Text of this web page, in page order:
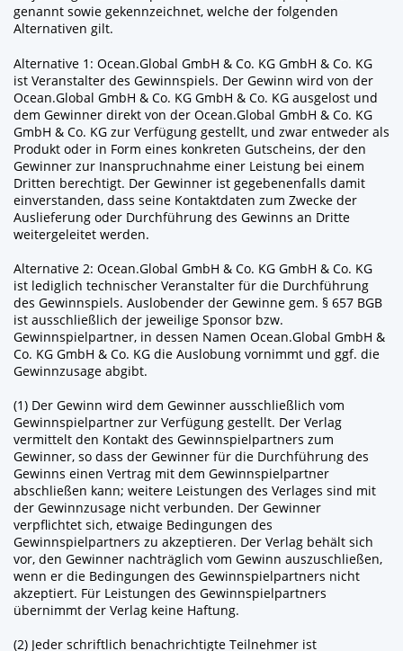
genannt sowie gekennzeichnet, welche der folgenden
Alternativen gilt.
Alternative 1: Ocean.Global GmbH & Co. KG GmbH & Co. KG
ist Veranstalter des Gewinnspiels. Der Gewinn wird von der
Ocean.Global GmbH & Co. KG GmbH & Co. KG ausgelost und
dem Gewinner direkt von der Ocean.Global GmbH & Co. KG
GmbH & Co. KG zur Verfügung gestellt, und zwar entweder als
Produkt oder in Form eines konkreten Gutscheins, der den
Gewinner zur Inanspruchnahme einer Leistung bei einem
Dritten berechtigt. Der Gewinner ist gegebenenfalls damit
einverstanden, dass seine Kontaktdaten zum Zwecke der
Auslieferung oder Durchführung des Gewinns an Dritte
weitergeleitet werden.
Alternative 2: Ocean.Global GmbH & Co. KG GmbH & Co. KG
ist lediglich technischer Veranstalter für die Durchführung
des Gewinnspiels. Auslobender der Gewinne gem. § 657 BGB
ist ausschließlich der jeweilige Sponsor bzw.
Gewinnspielpartner, in dessen Namen Ocean.Global GmbH &
Co. KG GmbH & Co. KG die Auslobung vornimmt und ggf. die
Gewinnzusage abgibt.
(1) Der Gewinn wird dem Gewinner ausschließlich vom
Gewinnspielpartner zur Verfügung gestellt. Der Verlag
vermittelt den Kontakt des Gewinnspielpartners zum
Gewinner, so dass der Gewinner für die Durchführung des
Gewinns einen Vertrag mit dem Gewinnspielpartner
abschließen kann; weitere Leistungen des Verlages sind mit
der Gewinnzusage nicht verbunden. Der Gewinner
verpflichtet sich, etwaige Bedingungen des
Gewinnspielpartners zu akzeptieren. Der Verlag behält sich
vor, den Gewinner nachträglich vom Gewinn auszuschließen,
wenn er die Bedingungen des Gewinnspielpartners nicht
akzeptiert. Für Leistungen des Gewinnspielpartners
übernimmt der Verlag keine Haftung.
(2) Jeder schriftlich benachrichtigte Teilnehmer ist